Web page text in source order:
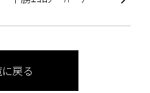
戻る